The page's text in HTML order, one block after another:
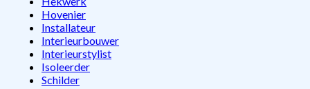
Hovenier
Installateur
Interieurbouwer
Interieurstylist
Isoleerder
Schilder